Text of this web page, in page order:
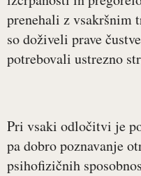
prenehali z vsakršnim
so doživeli prave
potrebovali ustrezno
Pri vsaki odločitvi je
pa dobro poznavanje
psihofizičnih